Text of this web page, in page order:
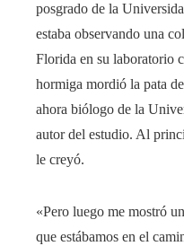
posgrado de la
estaba observando una
Florida en su laboratorio
hormiga mordió la pata
ahora biólogo de la
autor del estudio. Al
le creyó.
«Pero luego me mostró
que estábamos en el